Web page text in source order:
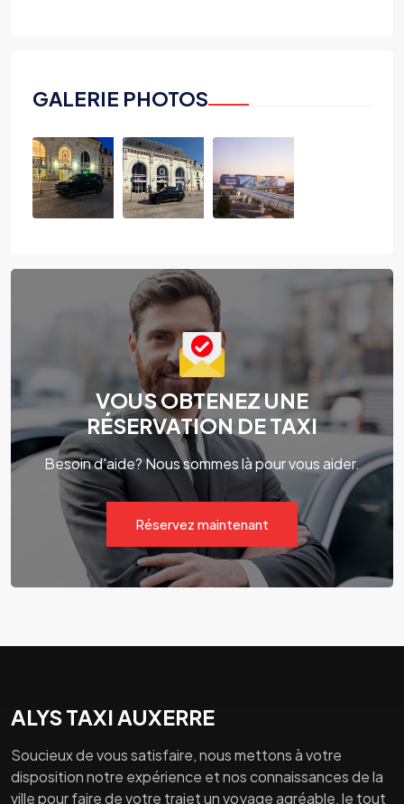
GALERIE PHOTOS
VOUS OBTENEZ UNE
RÉSERVATION DE TAXI
Besoin d'aide? Nous sommes là pour vous aider.
Réservez maintenant
ALYS TAXI AUXERRE
Soucieux de vous satisfaire, nous mettons à votre
disposition notre expérience et nos connaissances de la
ville pour faire de votre trajet un voyage agréable, le tout